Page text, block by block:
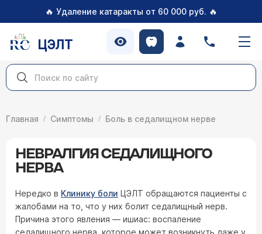
🔥 Удаление катаракты от 60 000 руб. 🔥
ЦЭЛТ
Главная Симптомы Боль в седалищном нерве
НЕВРАЛГИЯ СЕДАЛИЩНОГО
НЕРВА
Нередко в Клинику боли ЦЭЛТ обращаются пациенты с
жалобами на то, что у них болит седалищный нерв.
Причина этого явления — ишиас: воспаление
седалищного нерва, которое может возникнуть даже у